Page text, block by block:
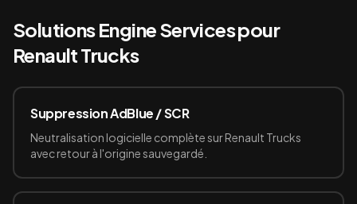
Solutions Engine Services pour
Renault Trucks
Suppression AdBlue / SCR
Neutralisation logicielle complète sur Renault Trucks
avec retour à l'origine sauvegardé.